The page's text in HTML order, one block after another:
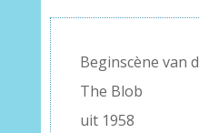
Beginscène van
The Blob
uit 1958